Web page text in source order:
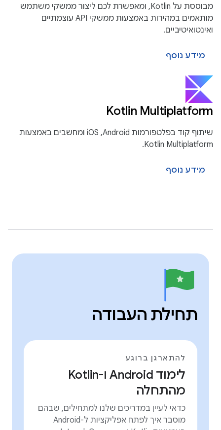
מבוססת על Kotlin, ומאפשרת לכם ליצור ממשקי משתמש
מותאמים במהירות באמצעות ממשקי API עוצמתיים
ואינטואיטיביים.
מידע נוסף
Kotlin Multiplatform
שיתוף קוד בפלטפורמות Android,‏ iOS ומחשבים באמצעות
Kotlin Multiplatform.
מידע נוסף
תחילת העבודה
להתארגן ברוגע
לימוד Android ו-Kotlin
מהתחלה
כדאי לעיין במדריכים שלנו למתחילים, שבהם
מוסבר איך לפתח אפליקציות ל-Android